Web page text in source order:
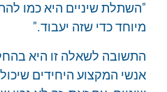
"השתלת שיניים היא כמו
מיוחד כדי שזה יעבוד."
התשובה לשאלה זו היא
אנשי המקצוע היחידים